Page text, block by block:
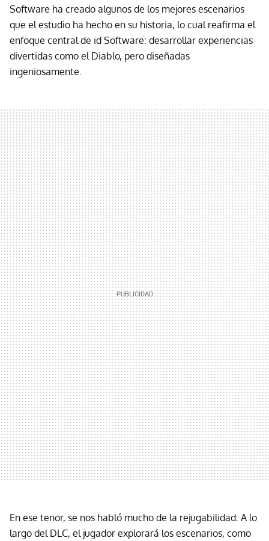
Software ha creado algunos de los mejores escenarios
que el estudio ha hecho en su historia, lo cual reafirma el
enfoque central de id Software: desarrollar experiencias
divertidas como el Diablo, pero diseñadas
ingeniosamente.
En ese tenor, se nos habló mucho de la rejugabilidad. A lo
largo del DLC, el jugador explorará los escenarios, como